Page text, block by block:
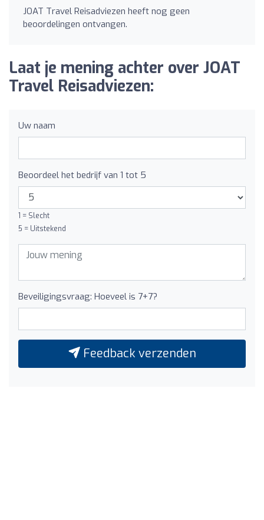
JOAT Travel Reisadviezen heeft nog geen
beoordelingen ontvangen.
Laat je mening achter over JOAT
Travel Reisadviezen:
Uw naam
Beoordeel het bedrijf van 1 tot 5
1 = Slecht
5 = Uitstekend
Beveiligingsvraag: Hoeveel is 7+7?
Feedback verzenden